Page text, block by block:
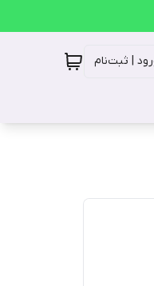
| ثبت‌نام